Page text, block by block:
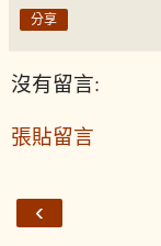
分享
沒有留言:
張貼留言
‹